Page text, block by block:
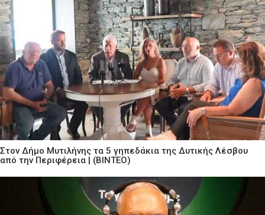
Στον Δήμο Μυτιλήνης τα 5 γηπεδάκια της Δυτικής Λέσβου
από την Περιφέρεια | (ΒΙΝΤΕΟ)